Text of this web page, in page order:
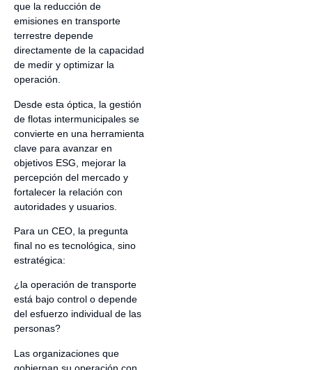
que la reducción de
emisiones en transporte
terrestre depende
directamente de la capacidad
de medir y optimizar la
operación.
Desde esta óptica, la gestión
de flotas intermunicipales se
convierte en una herramienta
clave para avanzar en
objetivos ESG, mejorar la
percepción del mercado y
fortalecer la relación con
autoridades y usuarios.
Para un CEO, la pregunta
final no es tecnológica, sino
estratégica:
¿la operación de transporte
está bajo control o depende
del esfuerzo individual de las
personas?
Las organizaciones que
gobiernan su operación con